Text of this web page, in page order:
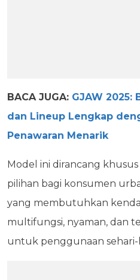
BACA JUGA: GJAW 2025:
dan Lineup Lengkap
Penawaran Menarik
Model ini dirancang
pilihan bagi konsumen
yang membutuhkan
multifungsi, nyaman, dan
untuk penggunaan sehari-